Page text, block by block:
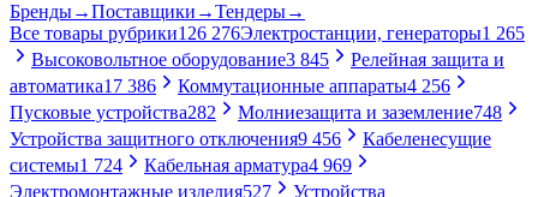
Бренды→Поставщики →Тендеры→
Все товары рубрики126 276Электростанции, генераторы1 265
Высоковольтное оборудование3 845
Релейная защита и
автоматика17 386 Коммутационные аппараты4 256
Пусковые устройства282 Молниезащита и заземление748
Устройства защитного отключения9 456
Кабеленесущие
системы1 724 Кабельная арматура4 969
Электромонтажные изделия527
Устройства